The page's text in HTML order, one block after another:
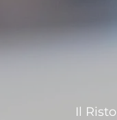
Il